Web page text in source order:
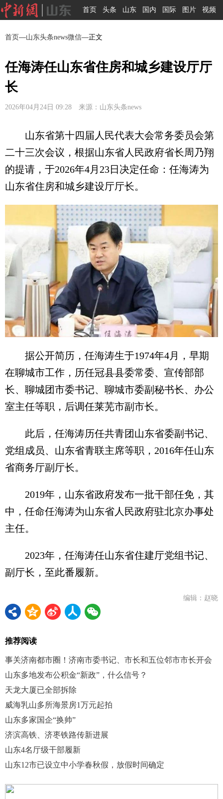
首页 头条 山东 国内 国际 图片 视频
首页—山东头条news微信—正文
任海涛任山东省住房和城乡建设厅厅
长
2026年04月24日 09:28 来源：山东头条news
山东省第十四届人民代表大会常务委员会第
二十三次会议，根据山东省人民政府省长周乃翔
的提请，于2026年4月23日决定任命：任海涛为
山东省住房和城乡建设厅厅长。
据公开简历，任海涛生于1974年4月，早期
在聊城市工作，历任冠县县委常委、宣传部部
长、聊城团市委书记、聊城市委副秘书长、办公
室主任等职，后调任莱芜市副市长。
此后，任海涛历任共青团山东省委副书记、
党组成员、山东省青联主席等职，2016年任山东
省商务厅副厅长。
2019年，山东省政府发布一批干部任免，其
中，任命任海涛为山东省人民政府驻北京办事处
主任。
2023年，任海涛任山东省住建厅党组书记、
副厅长，至此番履新。
编辑：赵晓
推荐阅读
事关济南都市圈！济南市委书记、市长和五位邻市市长开会
山东多地发布公积金“新政”，什么信号？
天龙大厦已全部拆除
威海乳山多所海景房1万元起拍
山东多家国企“换帅”
济滨高铁、济枣铁路传新进展
山东4名厅级干部履新
山东12市已设立中小学春秋假，放假时间确定